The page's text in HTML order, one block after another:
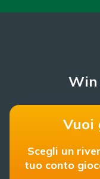
Win
Vuoi
Scegli un
tuo conto